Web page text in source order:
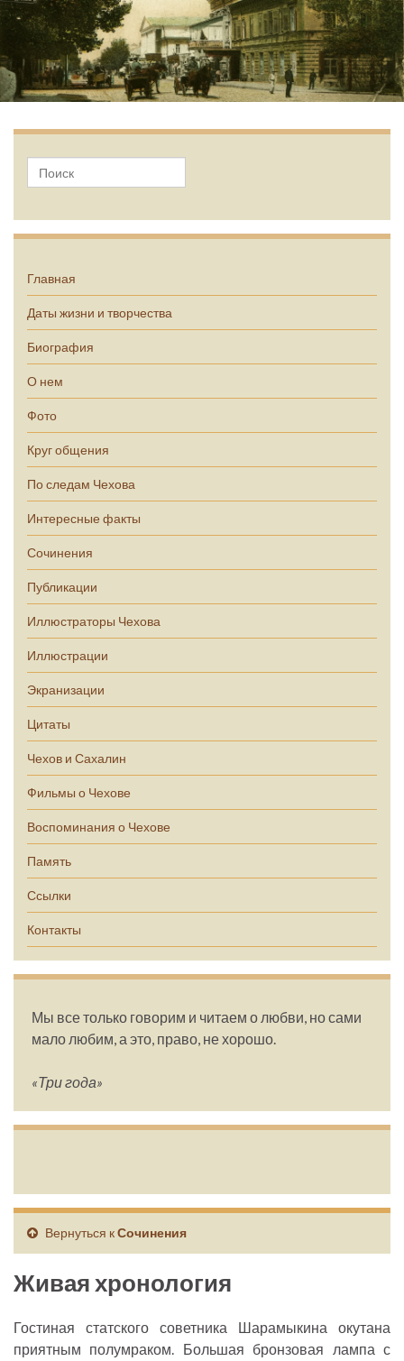
Главная
Даты жизни и творчества
Биография
О нем
Фото
Круг общения
По следам Чехова
Интересные факты
Сочинения
Публикации
Иллюстраторы Чехова
Иллюстрации
Экранизации
Цитаты
Чехов и Сахалин
Фильмы о Чехове
Воспоминания о Чехове
Память
Ссылки
Контакты
Мы все только говорим и читаем о любви, но сами
мало любим, а это, право, не хорошо.
«Три года»
Вернуться кСочинения
Живая хронология
Гостиная статского советника Шарамыкина окутана
приятным полумраком. Большая бронзовая лампа с